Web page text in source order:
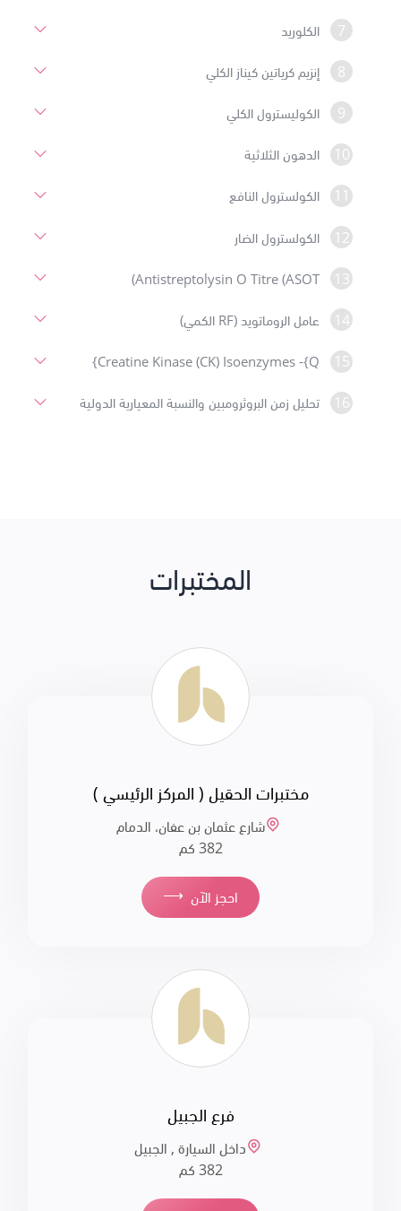
7 الكلوريد
8 إنزيم كرياتين كيناز الكلي
9 الكوليسترول الكلي
10 الدهون الثلاثية
11 الكولسترول النافع
12 الكولسترول الضار
13
Antistreptolysin O Titre (ASOT)
14 عامل الروماتويد (RF الكمي)
15
Creatine Kinase (CK) Isoenzymes -{Q}
16 تحليل زمن البروثرومبين والنسبة المعيارية الدولية
المختبرات
مختبرات الحقيل ( المركز الرئيسي )
شارع عثمان بن عفان، الدمام
382 كم
⟶ احجز الآن
فرع الجبيل
داخل السيارة , الجبيل
382 كم